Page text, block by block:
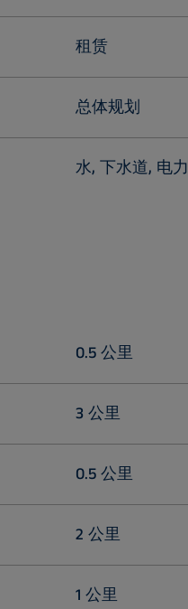
租赁
总体规划
水, 下水道, 电力
0.5 公里
3 公里
0.5 公里
2 公里
1 公里